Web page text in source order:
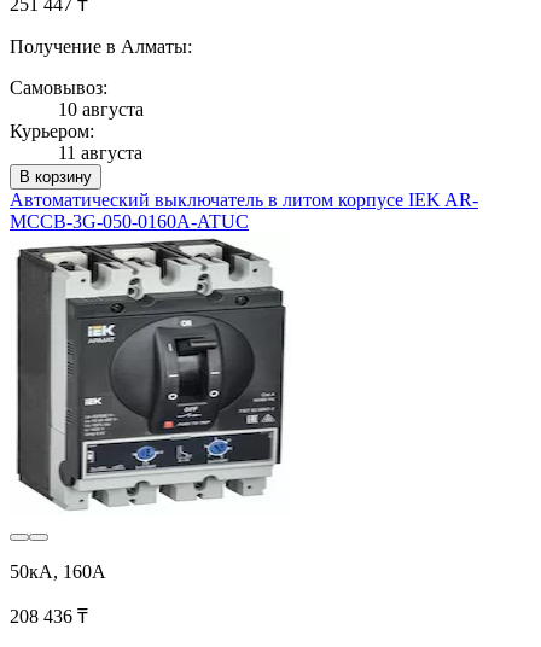
251 447 ₸
Получение в Алматы:
Самовывоз:
10 августа
Курьером:
11 августа
В корзину
Автоматический выключатель в литом корпусе IEK AR-
MCCB-3G-050-0160A-ATUC
50кА, 160А
208 436 ₸